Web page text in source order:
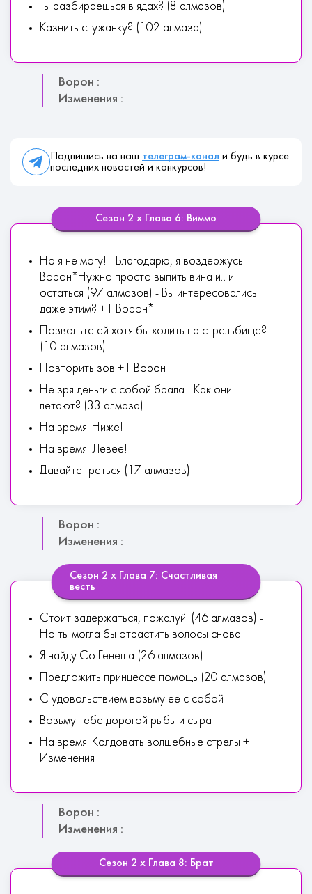
Ты разбираешься в ядах? (8 алмазов)
Казнить служанку? (102 алмаза)
Ворон :
Изменения :
Подпишись на наш телеграм-канал и будь в курсе
последних новостей и конкурсов!
Сезон 2 х Глава 6: Виммо
Но я не могу! - Благодарю, я воздержусь +1
Ворон*Нужно просто выпить вина и.. и
остаться (97 алмазов) - Вы интересовались
даже этим? +1 Ворон*
Позвольте ей хотя бы ходить на стрельбище?
(10 алмазов)
Повторить зов +1 Ворон
Не зря деньги с собой брала - Как они
летают? (33 алмаза)
На время: Ниже!
На время: Левее!
Давайте греться (17 алмазов)
Ворон :
Изменения :
Сезон 2 х Глава 7: Счастливая
весть
Стоит задержаться, пожалуй. (46 алмазов) -
Но ты могла бы отрастить волосы снова
Я найду Со Генеша (26 алмазов)
Предложить принцессе помощь (20 алмазов)
С удовольствием возьму ее с собой
Возьму тебе дорогой рыбы и сыра
На время: Колдовать волшебные стрелы +1
Изменения
Ворон :
Изменения :
Сезон 2 х Глава 8: Брат